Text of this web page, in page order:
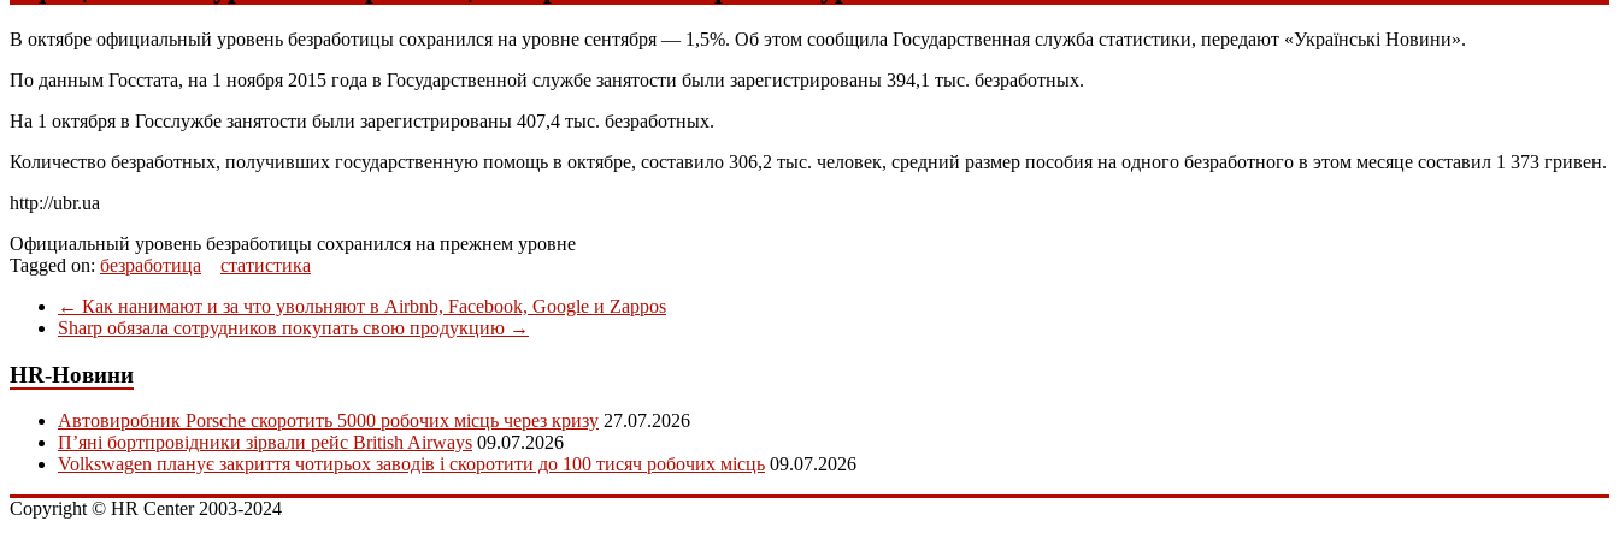
В октябре официальный уровень безработицы сохранился на уровне сентября — 1,5%. Об этом сообщила Государственная служба статистики, передают «Українські Новини».
По данным Госстата, на 1 ноября 2015 года в Государственной службе занятости были зарегистрированы 394,1 тыс. безработных.
На 1 октября в Госслужбе занятости были зарегистрированы 407,4 тыс. безработных.
Количество безработных, получивших государственную помощь в октябре, составило 306,2 тыс. человек, средний размер пособия на одного безработного в этом месяце составил 1 373 гривен.
http://ubr.ua
Официальный уровень безработицы сохранился на прежнем уровне
Tagged on: безработица
статистика
← Как нанимают и за что увольняют в Airbnb, Facebook, Google и Zappos
Sharp обязала сотрудников покупать свою продукцию →
HR-Новини
Автовиробник Porsche скоротить 5000 робочих місць через кризу 27.07.2026
П’яні бортпровідники зірвали рейс British Airways 09.07.2026
Volkswagen планує закриття чотирьох заводів і скоротити до 100 тисяч робочих місць 09.07.2026
Copyright © HR Center 2003-2024